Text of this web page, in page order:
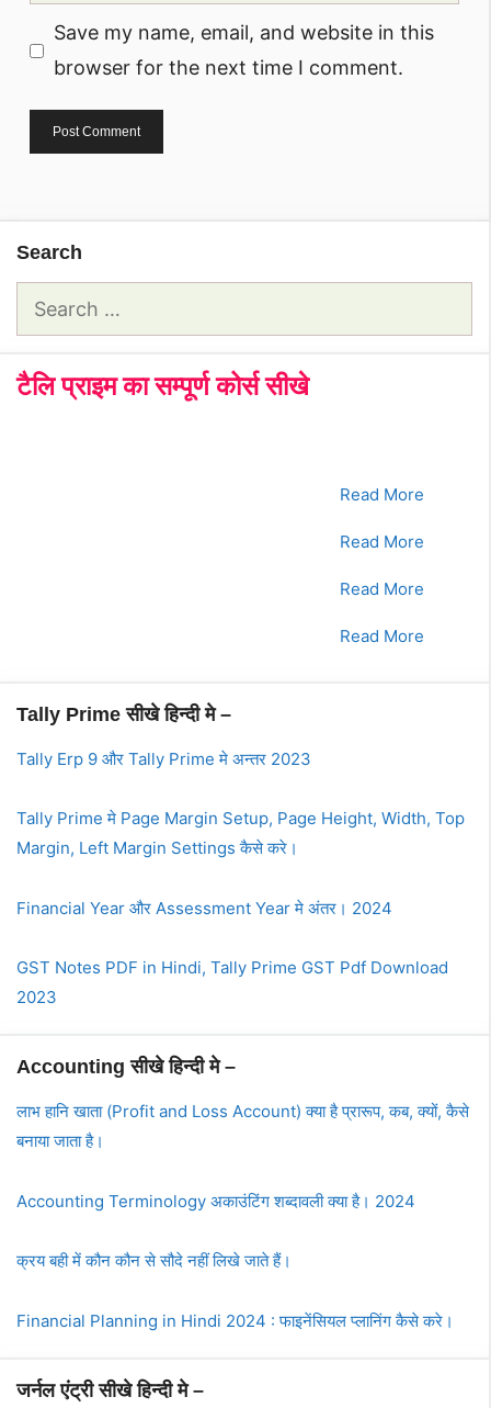
Save my name, email, and website in this
browser for the next time I comment.
Search
टैलि प्राइम का सम्पूर्ण कोर्स सीखे
Read More
Read More
Read More
Read More
Tally Prime सीखे हिन्दी मे –
Tally Erp 9 और Tally Prime मे अन्तर 2023
Tally Prime मे Page Margin Setup, Page Height, Width, Top
Margin, Left Margin Settings कैसे करे।
Financial Year और Assessment Year मे अंतर। 2024
GST Notes PDF in Hindi, Tally Prime GST Pdf Download
2023
Accounting सीखे हिन्दी मे –
लाभ हानि खाता (Profit and Loss Account) क्या है प्रारूप, कब, क्यों, कैसे
बनाया जाता है।
Accounting Terminology अकाउंटिंग शब्दावली क्या है। 2024
क्रय बही में कौन कौन से सौदे नहीं लिखे जाते हैं।
Financial Planning in Hindi 2024 : फाइनेंसियल प्लानिंग कैसे करे।
जर्नल एंट्री सीखे हिन्दी मे –